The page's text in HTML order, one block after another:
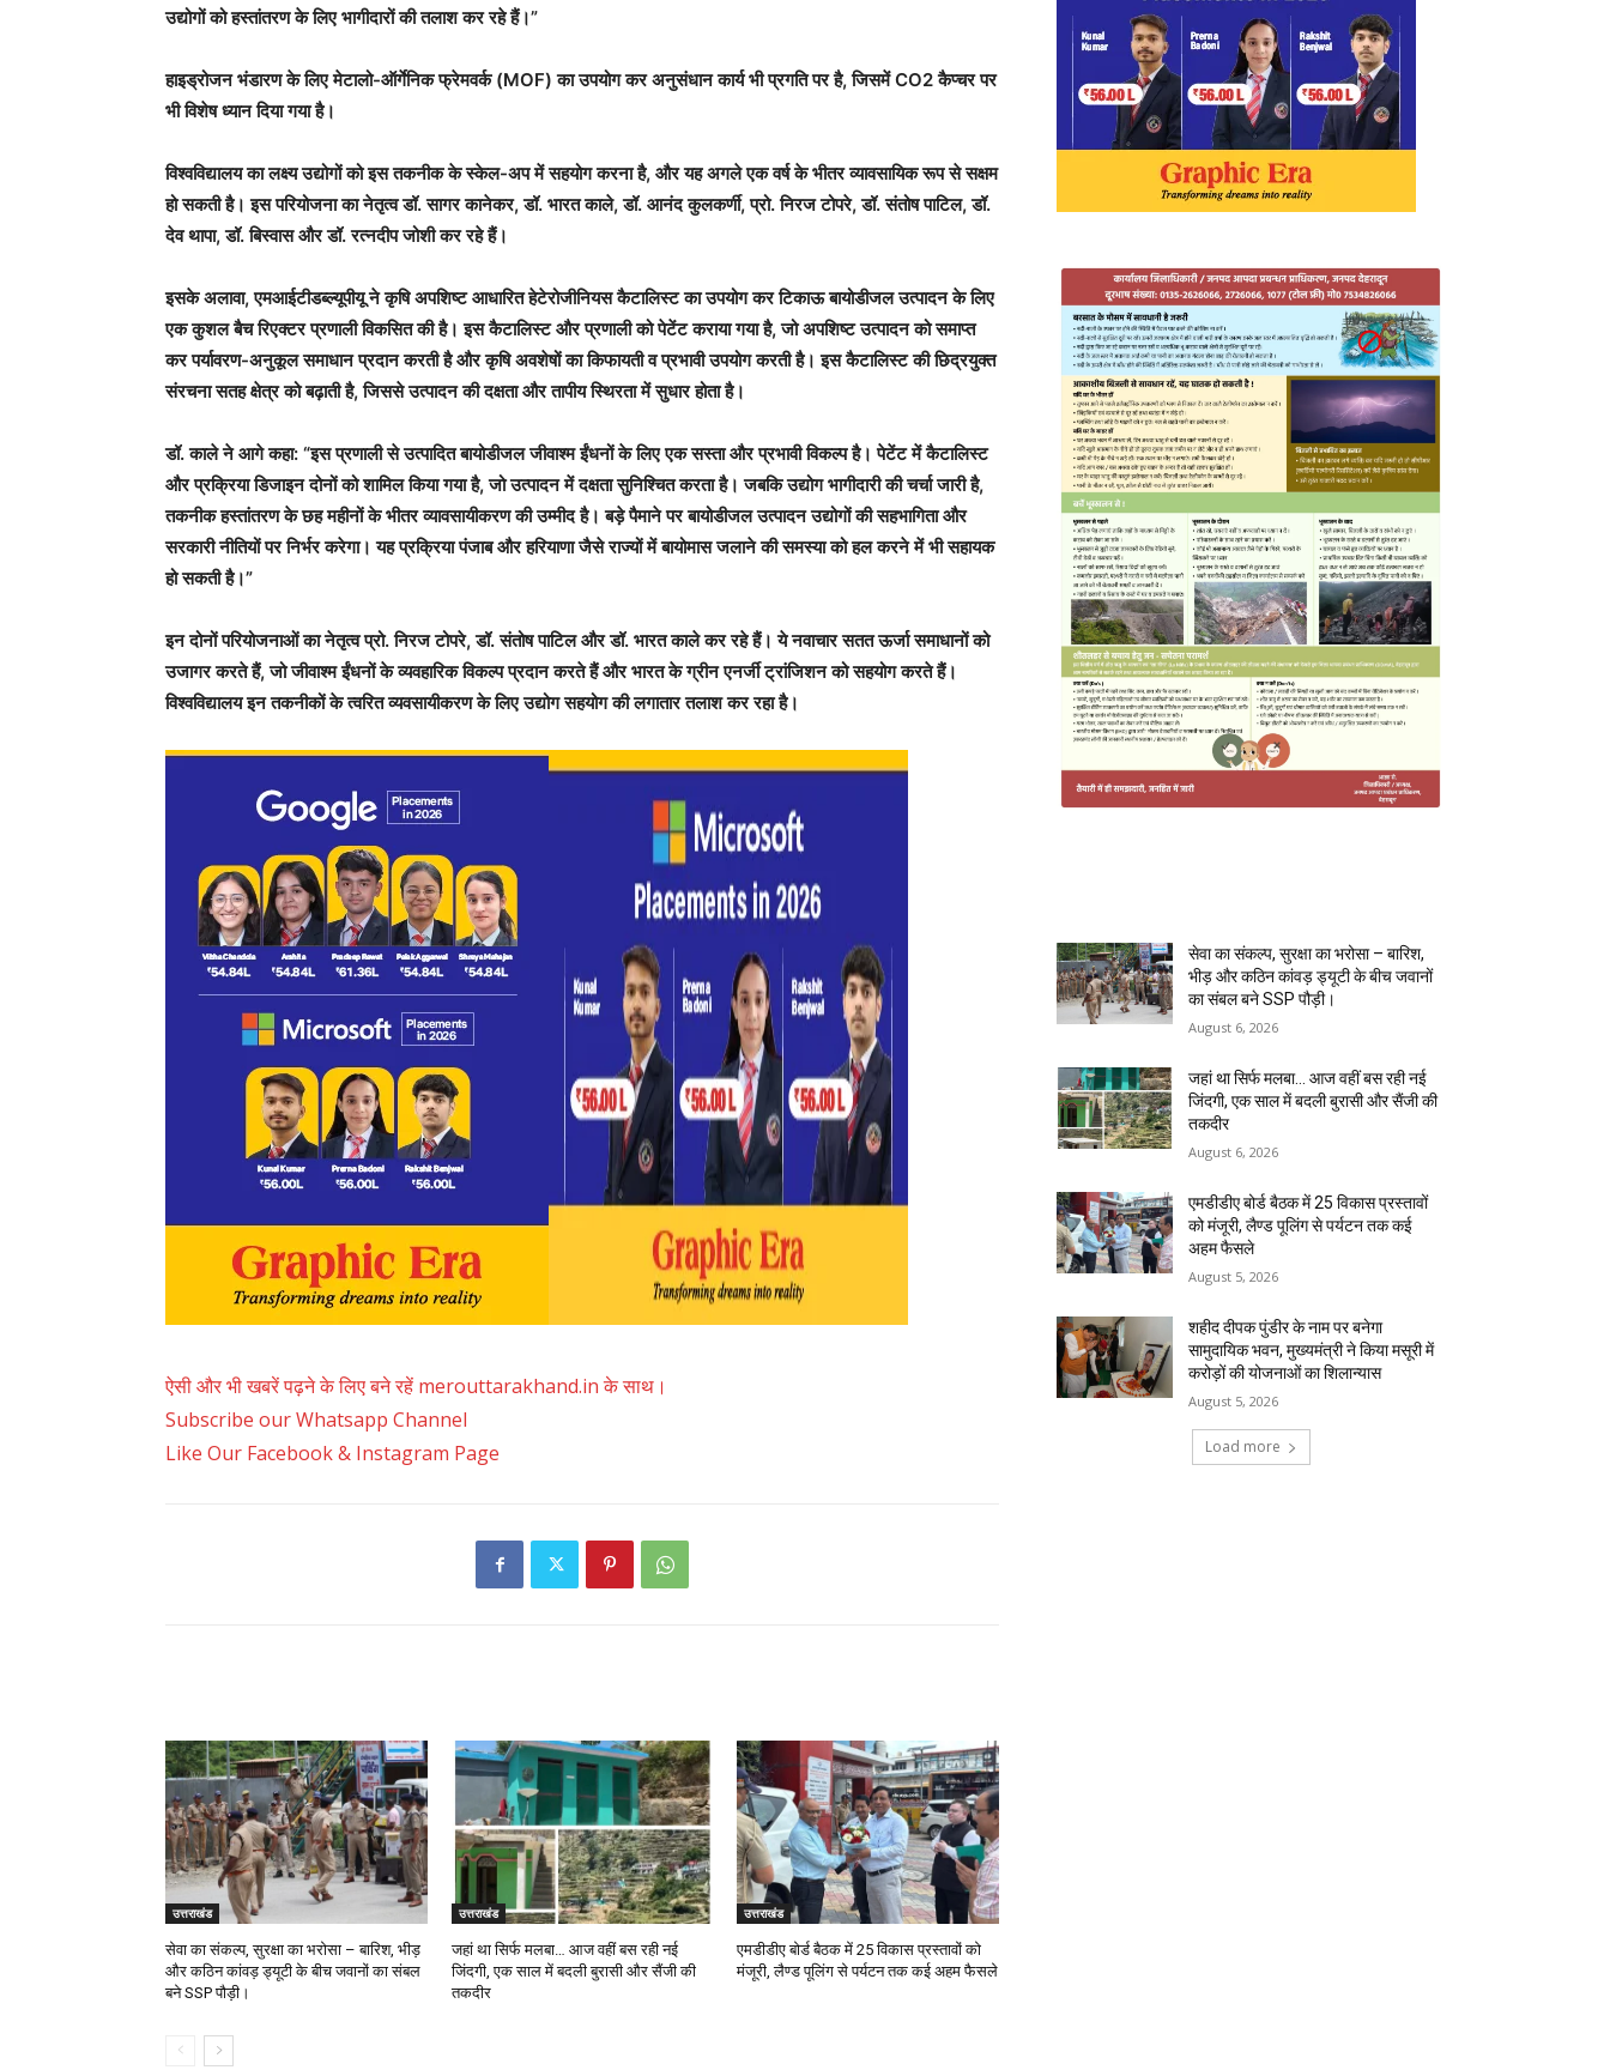
उद्योगों को हस्तांतरण के लिए भागीदारों की तलाश कर रहे हैं।”
हाइड्रोजन भंडारण के लिए मेटालो-ऑर्गेनिक फ्रेमवर्क (MOF) का उपयोग कर अनुसंधान कार्य भी प्रगति पर है, जिसमें CO2 कैप्चर पर
भी विशेष ध्यान दिया गया है।
विश्वविद्यालय का लक्ष्य उद्योगों को इस तकनीक के स्केल-अप में सहयोग करना है, और यह अगले एक वर्ष के भीतर व्यावसायिक रूप से सक्षम
हो सकती है। इस परियोजना का नेतृत्व डॉ. सागर कानेकर, डॉ. भारत काले, डॉ. आनंद कुलकर्णी, प्रो. निरज टोपरे, डॉ. संतोष पाटिल, डॉ.
देव थापा, डॉ. बिस्वास और डॉ. रत्नदीप जोशी कर रहे हैं।
इसके अलावा, एमआईटीडब्ल्यूपीयू ने कृषि अपशिष्ट आधारित हेटेरोजीनियस कैटालिस्ट का उपयोग कर टिकाऊ बायोडीजल उत्पादन के लिए
एक कुशल बैच रिएक्टर प्रणाली विकसित की है। इस कैटालिस्ट और प्रणाली को पेटेंट कराया गया है, जो अपशिष्ट उत्पादन को समाप्त
कर पर्यावरण-अनुकूल समाधान प्रदान करती है और कृषि अवशेषों का किफायती व प्रभावी उपयोग करती है। इस कैटालिस्ट की छिद्रयुक्त
संरचना सतह क्षेत्र को बढ़ाती है, जिससे उत्पादन की दक्षता और तापीय स्थिरता में सुधार होता है।
डॉ. काले ने आगे कहा: “इस प्रणाली से उत्पादित बायोडीजल जीवाश्म ईंधनों के लिए एक सस्ता और प्रभावी विकल्प है। पेटेंट में कैटालिस्ट
और प्रक्रिया डिजाइन दोनों को शामिल किया गया है, जो उत्पादन में दक्षता सुनिश्चित करता है। जबकि उद्योग भागीदारी की चर्चा जारी है,
तकनीक हस्तांतरण के छह महीनों के भीतर व्यावसायीकरण की उम्मीद है। बड़े पैमाने पर बायोडीजल उत्पादन उद्योगों की सहभागिता और
सरकारी नीतियों पर निर्भर करेगा। यह प्रक्रिया पंजाब और हरियाणा जैसे राज्यों में बायोमास जलाने की समस्या को हल करने में भी सहायक
हो सकती है।”
इन दोनों परियोजनाओं का नेतृत्व प्रो. निरज टोपरे, डॉ. संतोष पाटिल और डॉ. भारत काले कर रहे हैं। ये नवाचार सतत ऊर्जा समाधानों को
उजागर करते हैं, जो जीवाश्म ईंधनों के व्यवहारिक विकल्प प्रदान करते हैं और भारत के ग्रीन एनर्जी ट्रांजिशन को सहयोग करते हैं।
विश्वविद्यालय इन तकनीकों के त्वरित व्यवसायीकरण के लिए उद्योग सहयोग की लगातार तलाश कर रहा है।
ऐसी और भी खबरें पढ़ने के लिए बने रहें merouttarakhand.in के साथ।
Subscribe our Whatsapp Channel
Like Our Facebook & Instagram Page
उत्तराखंड
सेवा का संकल्प, सुरक्षा का भरोसा – बारिश, भीड़
और कठिन कांवड़ ड्यूटी के बीच जवानों का संबल
बने SSP पौड़ी।
उत्तराखंड
जहां था सिर्फ मलबा… आज वहीं बस रही नई
जिंदगी, एक साल में बदली बुरासी और सैंजी की
तकदीर
उत्तराखंड
एमडीडीए बोर्ड बैठक में 25 विकास प्रस्तावों को
मंजूरी, लैण्ड पूलिंग से पर्यटन तक कई अहम फैसले
सेवा का संकल्प, सुरक्षा का भरोसा – बारिश,
भीड़ और कठिन कांवड़ ड्यूटी के बीच जवानों
का संबल बने SSP पौड़ी।
August 6, 2026
जहां था सिर्फ मलबा… आज वहीं बस रही नई
जिंदगी, एक साल में बदली बुरासी और सैंजी की
तकदीर
August 6, 2026
एमडीडीए बोर्ड बैठक में 25 विकास प्रस्तावों
को मंजूरी, लैण्ड पूलिंग से पर्यटन तक कई
अहम फैसले
August 5, 2026
शहीद दीपक पुंडीर के नाम पर बनेगा
सामुदायिक भवन, मुख्यमंत्री ने किया मसूरी में
करोड़ों की योजनाओं का शिलान्यास
August 5, 2026
Load more